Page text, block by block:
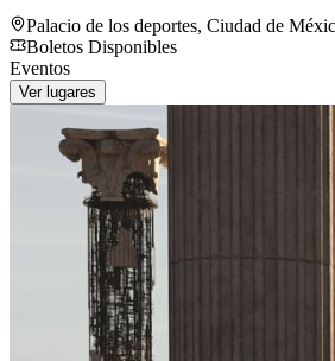
Palacio de los deportes, Ciudad de
Boletos Disponibles
Eventos
Ver lugares